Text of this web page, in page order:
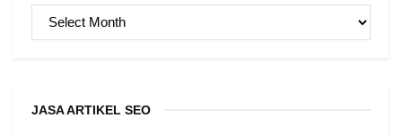
ARSIP
JASA ARTIKEL SEO